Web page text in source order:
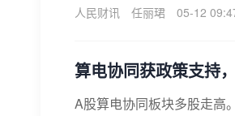
人民财讯
任丽珺 05-12
算电协同获政策支持
A股算电协同板块多股走高。